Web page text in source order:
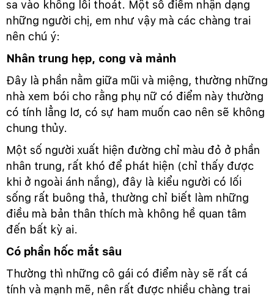
sa vào không lối thoát. Một số điểm nhận dạng
những người chị, em như vậy mà các chàng trai
nên chú ý:
Nhân trung hẹp, cong và mảnh
Đây là phần nằm giữa mũi và miệng, thường những
nhà xem bói cho rằng phụ nữ có điểm này thường
có tính lẳng lơ, có sự ham muốn cao nên sẽ không
chung thủy.
Một số người xuất hiện đường chỉ màu đỏ ở phần
nhân trung, rất khó để phát hiện (chỉ thấy được
khi ở ngoài ánh nắng), đây là kiểu người có lối
sống rất buông thả, thường chỉ biết làm những
điều mà bản thân thích mà không hề quan tâm
đến bất kỳ ai.
Có phần hốc mắt sâu
Thường thì những cô gái có điểm này sẽ rất cá
tính và mạnh mẽ, nên rất được nhiều chàng trai